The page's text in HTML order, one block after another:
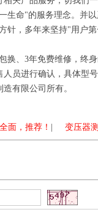
生命"的服务理念。并
针，多年来坚持"用户
换、3年免费维修，终
员进行确认，具体型
有限公司所有。
|
，推荐！ 变压器测